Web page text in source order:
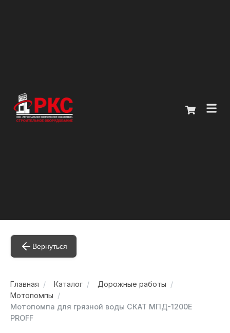
Вернуться
Главная Каталог
Дорожные работы
Мотопомпы
Мотопомпа для грязной воды СКАТ МПД-1200Е
PROFF